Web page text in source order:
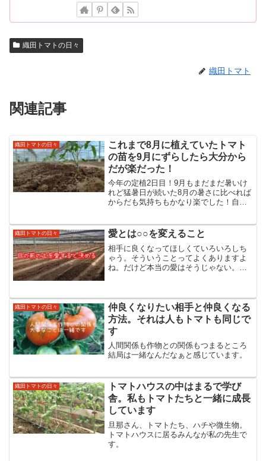
織田トマトの日々
織田トマト
関連記事
織田トマトの日々
これまで8月に植えていたトマト
の苗を9月にずらしたら大分から
だが楽だった！
今年の定植2日目！9月もまだまだ暑いけ
れど猛暑日が続いた8月の暑さに比べれば
からだも気持ちもかなり楽でした！自分
溢れる真っ赤な太陽のようなトマトを通
して細胞が喜び命が輝...
織田トマトの日々 愛とは○○を変えること
相手に良くなってほしくていろいろしち
ゃう。そういうことってよくありますよ
ね。だけど本当の愛はそうじゃない。今
陽のようなトマトを通して...
織田トマトの日々
仲良くなりたい相手と仲良くなる
方法。それは人もトマトも同じで
す
人間関係も作物との関係もつまるところ
結局は一緒なんだなぁと感じています。
織田トマトの日々
トマトハウスの中はまるで学び
舎。私もトマトたちと一緒に成長
しています
旦那さん、トマトたち、ハチや微生物。
トマトハウスに居るみんなが私の先生で
す。